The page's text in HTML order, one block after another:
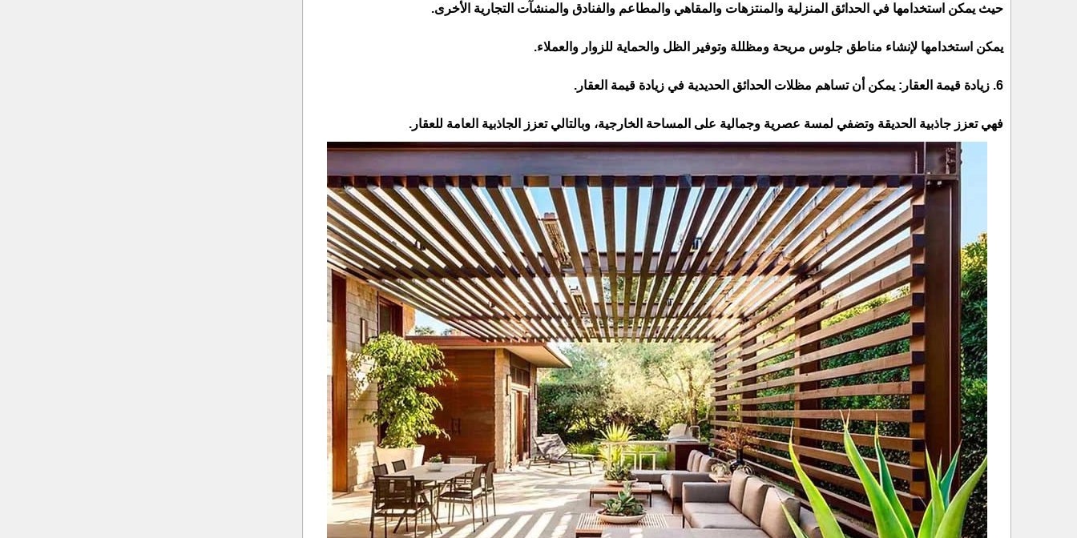
حيث يمكن استخدامها في الحدائق المنزلية والمنتزهات والمقاهي والمطاعم والفنادق والمنشآت التجارية الأخرى.
يمكن استخدامها لإنشاء مناطق جلوس مريحة ومظللة وتوفير الظل والحماية للزوار والعملاء.
6. زيادة قيمة العقار: يمكن أن تساهم مظلات الحدائق الحديدية في زيادة قيمة العقار.
فهي تعزز جاذبية الحديقة وتضفي لمسة عصرية وجمالية على المساحة الخارجية، وبالتالي تعزز الجاذبية العامة للعقار.